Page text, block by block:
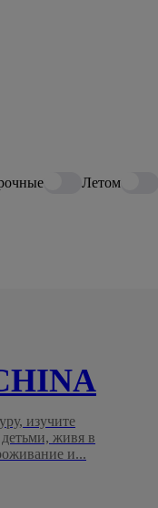
Летом
изучите
живя в
и...